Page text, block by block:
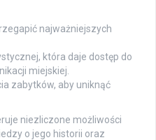
najważniejszych
która daje dostęp do
miejskiej.
zabytków, aby uniknąć
niezliczone możliwości
o jego historii oraz